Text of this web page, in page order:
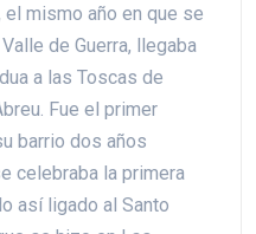
el mismo año en que se
de Guerra, llegaba
a las Toscas de
Fue el primer
barrio dos años
celebraba la primera
así ligado al Santo